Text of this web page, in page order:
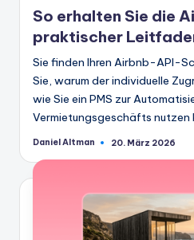
So erhalten Sie die
praktischer
Sie finden Ihren Airbnb-API-
Sie, warum der individuelle
wie Sie ein PMS zur
Vermietungsgeschäfts nutzen
Geschrieben
Daniel Altman 20. März 2026